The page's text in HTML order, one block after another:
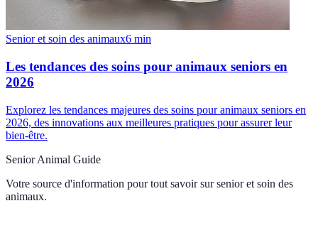
Senior et soin des animaux6 min
Les tendances des soins pour animaux seniors en
2026
Explorez les tendances majeures des soins pour animaux seniors en
2026, des innovations aux meilleures pratiques pour assurer leur
bien-être.
Senior Animal Guide
Votre source d'information pour tout savoir sur senior et soin des
animaux.